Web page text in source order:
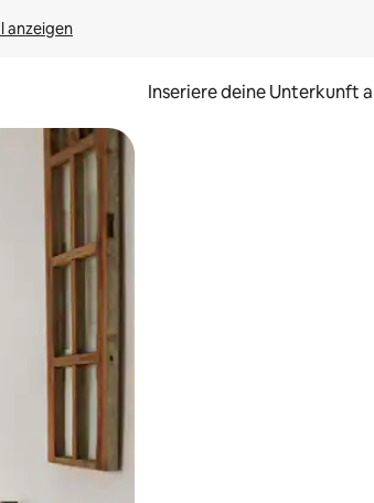
anzeigen
Inseriere deine Unterkunft
Berühren oder Wischgesten.